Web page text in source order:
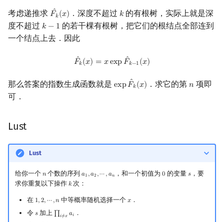
考虑递推求 ˆ
𝐹𝑘(𝑥)
Fk^(x ．深度不超过 𝑘
k 的有根树，实际上就是深
度不超过 𝑘 − 1
k−1
的若干棵有根树，把它们的根结点全部连到
一个结点上去．因此
ˆ
𝐹𝑘(𝑥) = 𝑥exp ˆ
𝐹𝑘−1(𝑥)
Fk^(x )= xexpF ^k 1 (x)
那么答案的指数生成函数就是 exp ˆ
𝐹𝑘(𝑥)
expF^k(x ．求它的第𝑛
n 项即
可．
Lust
Lust
给你一个 𝑛
n个数的序列𝑎1 ,𝑎2 ,⋯ ,𝑎𝑛
a1 ,a2, ⋯, an ，和一个初值为0
0 的变量 𝑠
s，要
求你重复以下操作 𝑘
k次：
在 1,2,⋯ ,𝑛
1,2,⋯, n 中等概率随机选择一个𝑥
x ．
令 𝑠
s加上 ∏𝑖≠𝑥 𝑎𝑖
∏i≠xai
．